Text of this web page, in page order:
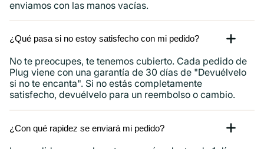
enviamos con las manos vacías.
¿Qué pasa si no estoy satisfecho con mi pedido?
No te preocupes, te tenemos cubierto. Cada pedido de
Plug viene con una garantía de 30 días de "Devuélvelo
si no te encanta". Si no estás completamente
satisfecho, devuélvelo para un reembolso o cambio.
¿Con qué rapidez se enviará mi pedido?